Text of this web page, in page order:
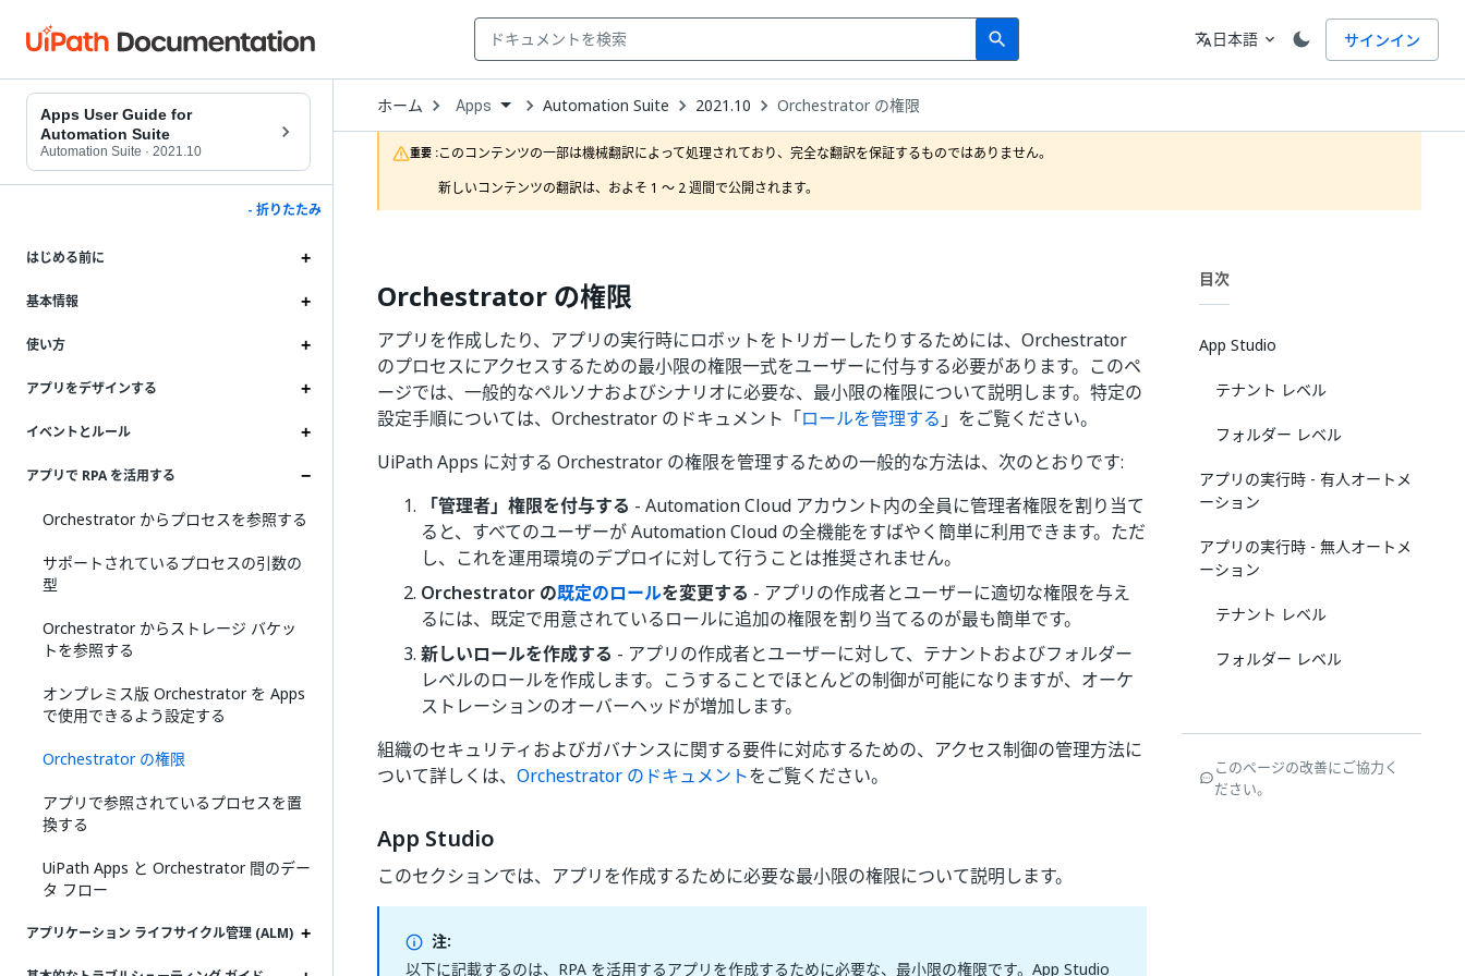
search
Search 言語
translate日本語 expand_more サインイン
Apps User Guide for
Automation Suite
Automation Suite · 2021.10
- 折りたたみ
はじめる前に
基本情報
使い方
アプリをデザインする
イベントとルール
アプリで RPA を活用する
Orchestrator からプロセスを参照する
サポートされているプロセスの引数の
型
Orchestrator からストレージ バケッ
トを参照する
オンプレミス版 Orchestrator を Apps
で使用できるよう設定する
Orchestrator の権限
アプリで参照されているプロセスを置
換する
UiPath Apps と Orchestrator 間のデー
タ フロー
アプリケーション ライフサイクル管理 (ALM)
ホーム Open
Dropdown
to
choose
product
Apps Automation Suite 2021.10 Orchestrator の権限
重要 :このコンテンツの一部は機械翻訳によって処理されており、完全な翻訳を保証するものではありません。
新しいコンテンツの翻訳は、およそ 1 ～ 2 週間で公開されます。
Orchestrator の権限
アプリを作成したり、アプリの実行時にロボットをトリガーしたりするためには、Orchestrator
のプロセスにアクセスするための最小限の権限一式をユーザーに付与する必要があります。このペ
ージでは、一般的なペルソナおよびシナリオに必要な、最小限の権限について説明します。特定の
設定手順については、Orchestrator のドキュメント「ロールを管理する 」をご覧ください。
UiPath Apps に対する Orchestrator の権限を管理するための一般的な方法は、次のとおりです:
「管理者」権限を付与する - Automation Cloud アカウント内の全員に管理者権限を割り当て
ると、すべてのユーザーが Automation Cloud の全機能をすばやく簡単に利用できます。ただ
し、これを運用環境のデプロイに対して行うことは推奨されません。
Orchestrator の既定のロールを変更する - アプリの作成者とユーザーに適切な権限を与え
るには、既定で用意されているロールに追加の権限を割り当てるのが最も簡単です。
新しいロールを作成する - アプリの作成者とユーザーに対して、テナントおよびフォルダー
レベルのロールを作成します。こうすることでほとんどの制御が可能になりますが、オーケ
ストレーションのオーバーヘッドが増加します。
組織のセキュリティおよびガバナンスに関する要件に対応するための、アクセス制御の管理方法に
ついて詳しくは、 Orchestrator のドキュメントをご覧ください。
App Studio
このセクションでは、アプリを作成するために必要な最小限の権限について説明します。
注:
以下に記載するのは、RPA を活用するアプリを作成するために必要な、最小限の権限です。App Studio
目次
App Studio
テナント レベル
フォルダー レベル
アプリの実行時 - 有人オートメ
ーション
アプリの実行時 - 無人オートメ
ーション
テナント レベル
フォルダー レベル
このページの改善にご協力く
ださい。